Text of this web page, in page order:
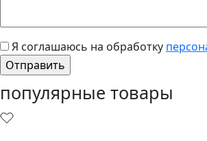
Я соглашаюсь на обработку
популярные товары